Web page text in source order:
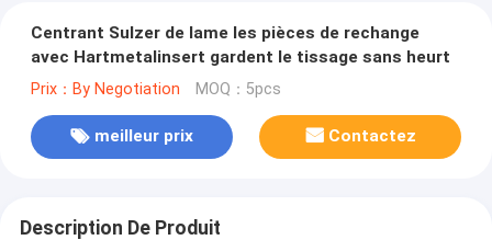
Centrant Sulzer de lame les pièces de rechange
avec Hartmetalinsert gardent le tissage sans heurt
Prix：By Negotiation MOQ：5pcs
meilleur prix Contactez
Description De Produit